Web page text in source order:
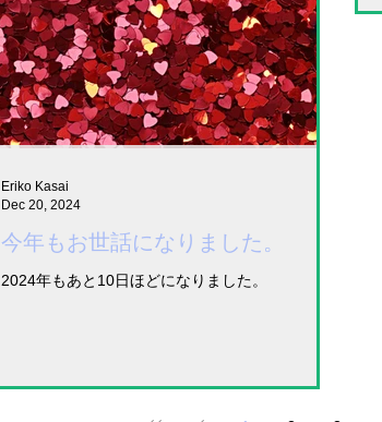
今年もお世話になりました。
2024年もあと10日ほどになりました。
Eriko Kasai
Dec 20, 2024